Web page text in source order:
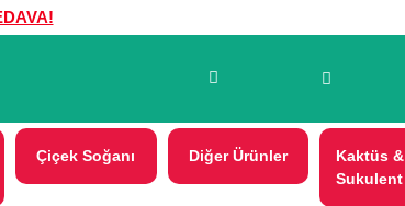
Çiçek Soğanı Diğer Ürünler
Kaktüs &
Sukulent